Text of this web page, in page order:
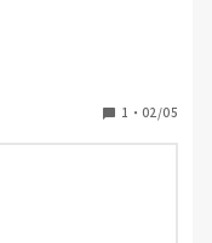
1 ・ 02/05